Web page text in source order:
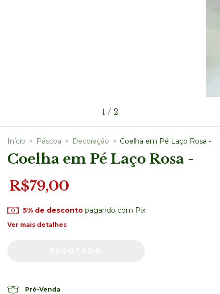
1 / 2
Início > Páscoa > Decoração > Coelha em Pé Laço Rosa -
Coelha em Pé Laço Rosa -
R$79,00
5% de desconto pagando com Pix
Ver mais detalhes
Pré-Venda